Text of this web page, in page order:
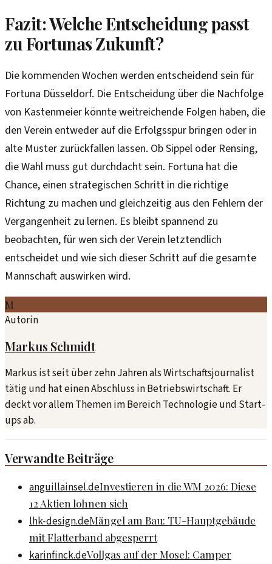
Fazit: Welche Entscheidung passt
zu Fortunas Zukunft?
Die kommenden Wochen werden entscheidend sein für
Fortuna Düsseldorf. Die Entscheidung über die Nachfolge
von Kastenmeier könnte weitreichende Folgen haben, die
den Verein entweder auf die Erfolgsspur bringen oder in
alte Muster zurückfallen lassen. Ob Sippel oder Rensing,
die Wahl muss gut durchdacht sein. Fortuna hat die
Chance, einen strategischen Schritt in die richtige
Richtung zu machen und gleichzeitig aus den Fehlern der
Vergangenheit zu lernen. Es bleibt spannend zu
beobachten, für wen sich der Verein letztendlich
entscheidet und wie sich dieser Schritt auf die gesamte
Mannschaft auswirken wird.
M
Autorin
Markus Schmidt
Markus ist seit über zehn Jahren als Wirtschaftsjournalist
tätig und hat einen Abschluss in Betriebswirtschaft. Er
deckt vor allem Themen im Bereich Technologie und Start-
ups ab.
Verwandte Beiträge
anguillainsel.deInvestieren in die WM 2026: Diese
12 Aktien lohnen sich
lhk-design.deMängel am Bau: TU-Hauptgebäude
mit Flatterband abgesperrt
karinfinck.deVollgas auf der Mosel: Camper